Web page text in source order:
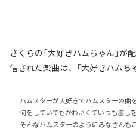
さくらの「大好きハムちゃん」
信された楽曲は、「大好きハムち
ハムスターが大好きでハムスターの曲
何をしていてもかわいくていつも癒し
そんなハムスターのようにみなさんも